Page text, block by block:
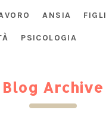
ANSIA FIGLI
PSICOLOGIA
Blog Archive